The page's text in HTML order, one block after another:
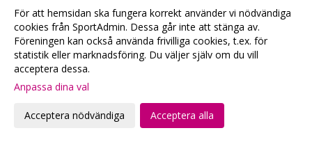
Damerna vidare i SkM 2017-12-21 10:10
Målvaktsträning 2017-12-21 09:52
Julklappstips 1 – Teamson Webbutik 2017-12-20 17:23
0 poäng...
FRI ENTRÉ
Musikhjälpen - Malmö FBCs insamlingsbössa
För att hemsidan ska fungera korrekt använder vi nödvändiga
cookies från SportAdmin. Dessa går inte att stänga av.
Föreningen kan också använda frivilliga cookies, t.ex. för
statistik eller marknadsföring. Du väljer själv om du vill
acceptera dessa.
Anpassa dina val
Acceptera nödvändiga Acceptera alla